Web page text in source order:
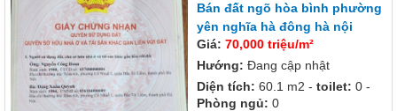
Bán đất ngõ hòa bình phường
yên nghĩa hà đông hà nội
Giá: 70,000 triệu/m²
Hướng: Đang cập nhật
Diện tích: 60.1 m2 - toilet: 0 -
Phòng ngủ: 0